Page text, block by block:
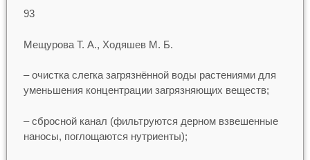
93
Мещурова Т. А., Ходяшев М. Б.
– очистка слегка загрязнённой воды растениями для
уменьшения концентрации загрязняющих веществ;
– сбросной канал (фильтруются дерном взвешенные
наносы, поглощаются нутриенты);